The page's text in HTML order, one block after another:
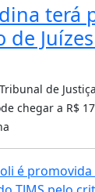
terá
de
de
chegar a R$